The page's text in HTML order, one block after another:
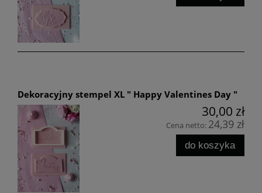
Dekoracyjny stempel XL " Happy Valentines Day "
30,00 zł
Cena netto: 24,39 zł
do koszyka